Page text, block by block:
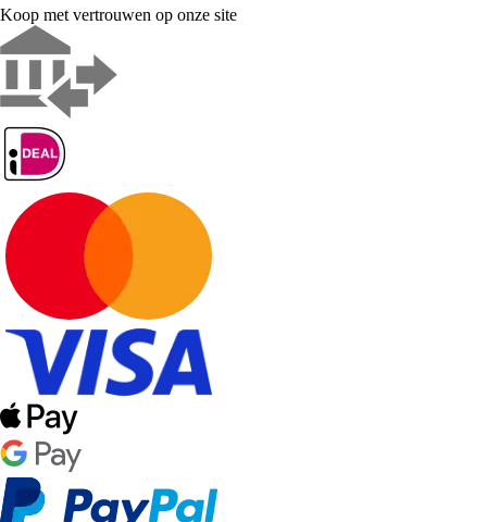
Koop met vertrouwen op onze site